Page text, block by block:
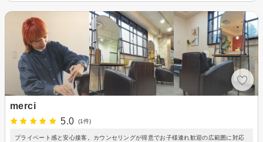
merci
5.0
(1件)
プライベート感と安心接客。カウンセリングが得意でお子様連れ歓迎の広範囲に対応